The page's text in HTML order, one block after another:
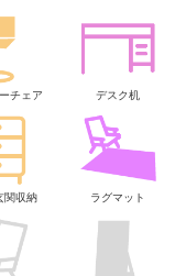
チェア デスク机
関収納 ラグマット